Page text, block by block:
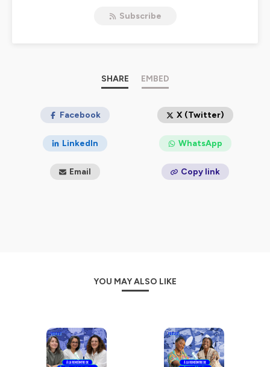
commerce, l'artisanat et la prestation de service. Prêt à
Subscribe
SHARE EMBED
Facebook X (Twitter)
LinkedIn WhatsApp
Email Copy link
YOU MAY ALSO LIKE